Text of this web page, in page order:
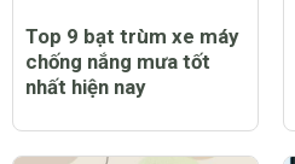
Top 9 bạt trùm xe máy
chống nắng mưa tốt
nhất hiện nay